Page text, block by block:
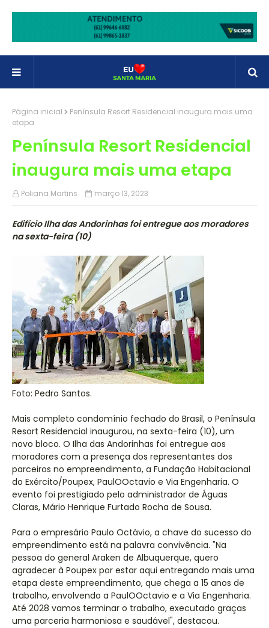
Página inicial
Península Resort Residencial inaugura mais uma
etapa
Península Resort Residencial
inaugura mais uma etapa
Poliana Martins março 13, 2023
Edifício Ilha das Andorinhas foi entregue aos moradores
na sexta-feira (10)
Foto: Pedro Santos.
Mais completo condomínio fechado do Brasil, o Península
Resort Residencial inaugurou, na sexta-feira (10), um
novo bloco. O Ilha das Andorinhas foi entregue aos
moradores com a presença dos representantes dos
parceiros no empreendimento, a Fundação Habitacional
do Exército/Poupex, PaulOOctavio e Via Engenharia. O
evento foi prestigiado pelo administrador de Águas
Claras, Mário Henrique Furtado Rocha de Sousa.
Para o empresário Paulo Octávio, a chave do sucesso do
empreendimento está na palavra convivência. "Na
pessoa do general Araken de Albuquerque, quero
agradecer à Poupex por estar aqui entregando mais uma
etapa deste empreendimento, que chega a 15 anos de
trabalho, envolvendo a PaulOOctavio e a Via Engenharia.
Até 2028 vamos terminar o trabalho, executado graças
uma parceria harmoniosa e saudável", destacou.